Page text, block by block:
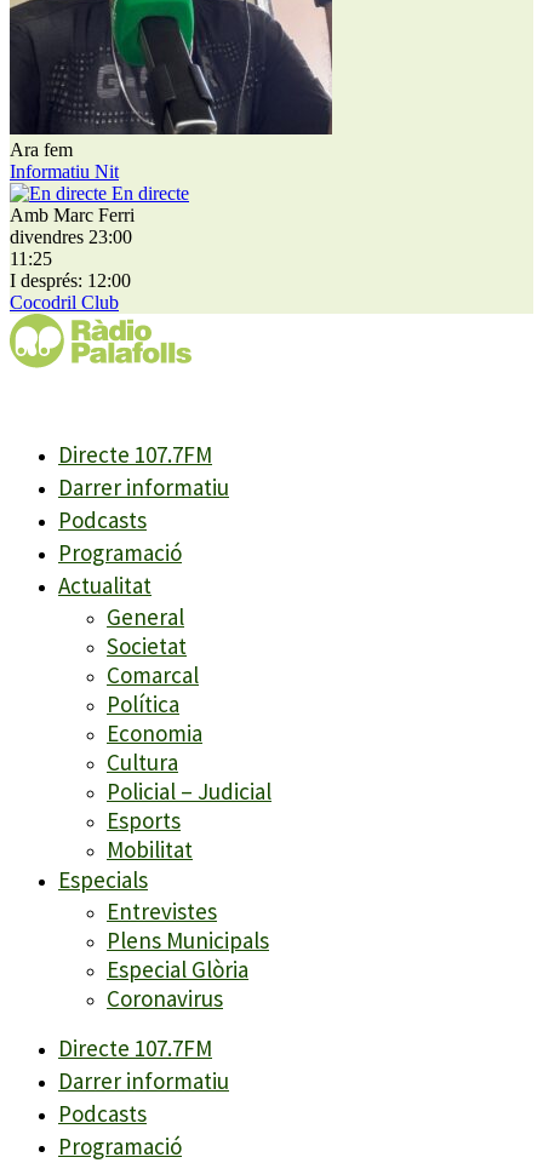
Ara fem
Informatiu Nit
En directe
Amb Marc Ferri
divendres 23:00
11:25
I després: 12:00
Cocodril Club
Directe 107.7FM
Darrer informatiu
Podcasts
Programació
Actualitat
General
Societat
Comarcal
Política
Economia
Cultura
Policial – Judicial
Esports
Mobilitat
Especials
Entrevistes
Plens Municipals
Especial Glòria
Coronavirus
Directe 107.7FM
Darrer informatiu
Podcasts
Programació